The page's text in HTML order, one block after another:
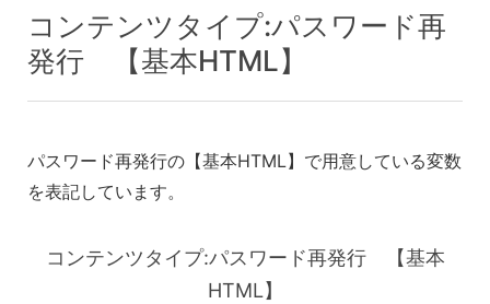
コンテンツタイプ:パスワード再
発行 【基本HTML】
パスワード再発行の【基本HTML】で用意している変数
を表記しています。
コンテンツタイプ:パスワード再発行 【基本
HTML】